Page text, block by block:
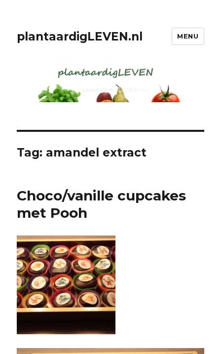
plantaardigLEVEN.nl MENU
Tag: amandel extract
Choco/vanille cupcakes
met Pooh